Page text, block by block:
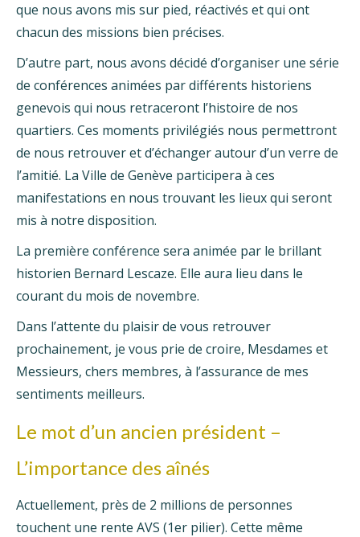
que nous avons mis sur pied, réactivés et qui ont
chacun des missions bien précises.
D’autre part, nous avons décidé d’organiser une série
de conférences animées par différents historiens
genevois qui nous retraceront l’histoire de nos
quartiers. Ces moments privilégiés nous permettront
de nous retrouver et d’échanger autour d’un verre de
l’amitié. La Ville de Genève participera à ces
manifestations en nous trouvant les lieux qui seront
mis à notre disposition.
La première conférence sera animée par le brillant
historien Bernard Lescaze. Elle aura lieu dans le
courant du mois de novembre.
Dans l’attente du plaisir de vous retrouver
prochainement, je vous prie de croire, Mesdames et
Messieurs, chers membres, à l’assurance de mes
sentiments meilleurs.
Le mot d’un ancien président –
L’importance des aînés
Actuellement, près de 2 millions de personnes
touchent une rente AVS (1er pilier). Cette même